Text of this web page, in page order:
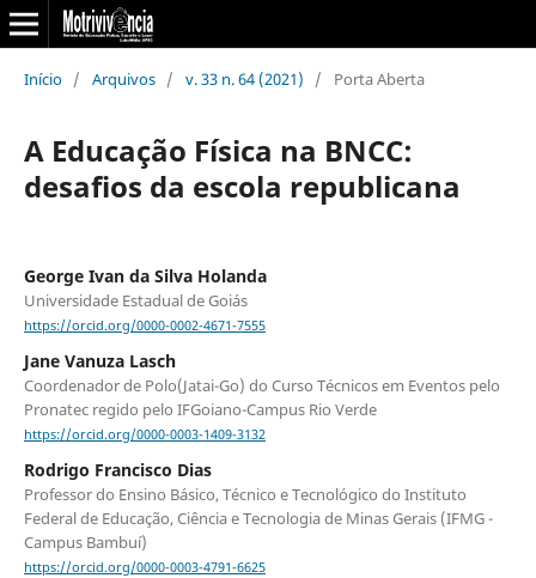
Início / Arquivos / v. 33 n. 64 (2021) / Porta Aberta
A Educação Física na BNCC:
desafios da escola republicana
George Ivan da Silva Holanda
Universidade Estadual de Goiás
https://orcid.org/0000-0002-4671-7555
Jane Vanuza Lasch
Coordenador de Polo(Jatai-Go) do Curso Técnicos em Eventos pelo
Pronatec regido pelo IFGoiano-Campus Rio Verde
https://orcid.org/0000-0003-1409-3132
Rodrigo Francisco Dias
Professor do Ensino Básico, Técnico e Tecnológico do Instituto
Federal de Educação, Ciência e Tecnologia de Minas Gerais (IFMG -
Campus Bambuí)
https://orcid.org/0000-0003-4791-6625